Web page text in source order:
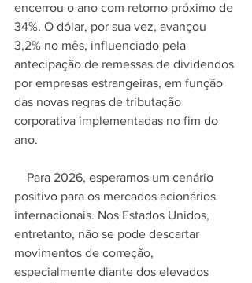
encerrou o ano com retorno próximo de
34%. O dólar, por sua vez, avançou
3,2% no mês, influenciado pela
antecipação de remessas de dividendos
por empresas estrangeiras, em função
das novas regras de tributação
corporativa implementadas no fim do
ano.
Para 2026, esperamos um cenário
positivo para os mercados acionários
internacionais. Nos Estados Unidos,
entretanto, não se pode descartar
movimentos de correção,
especialmente diante dos elevados